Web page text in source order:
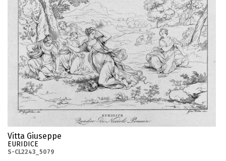
Vitta Giuseppe
EURIDICE
S-CL2243_5079